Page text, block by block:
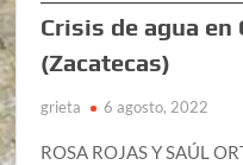
Crisis de agua en
(Zacatecas)
grieta 6 agosto, 2022
ROSA ROJAS Y SAÚL